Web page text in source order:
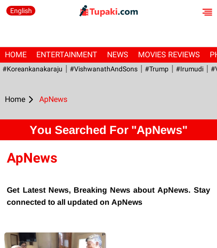
English
HOME ENTERTAINMENT NEWS MOVIES REVIEWS
#Koreankanakaraju #VishwanathAndSons #Trump #irumudi
Home ApNews
You Searched For "ApNews"
ApNews
Get Latest News, Breaking News about ApNews. Stay
connected to all updated on ApNews